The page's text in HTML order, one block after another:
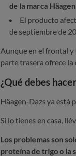
de la marca
El producto
de septiembre de
Aunque en el frontal y
parte trasera ofrece
¿Qué debes
Häagen-Dazs ya está
Si lo tienes en casa,
Los problemas son
proteína de trigo o la